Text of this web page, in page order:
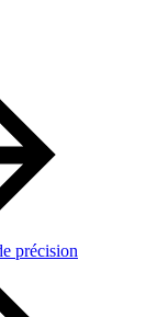
précision